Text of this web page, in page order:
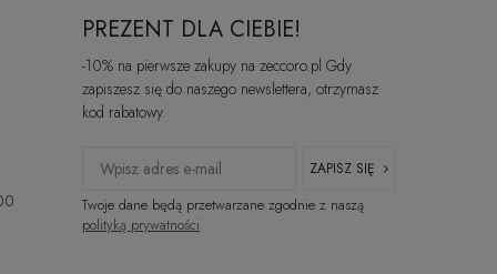
PREZENT DLA CIEBIE!
-10% na pierwsze zakupy na zeccoro.pl Gdy
zapiszesz się do naszego newslettera, otrzymasz
kod rabatowy.
ZAPISZ SIĘ
Twoje dane będą przetwarzane zgodnie z naszą
polityką prywatności